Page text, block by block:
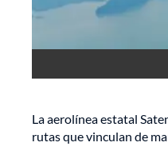
La aerolínea estatal
rutas que vinculan de